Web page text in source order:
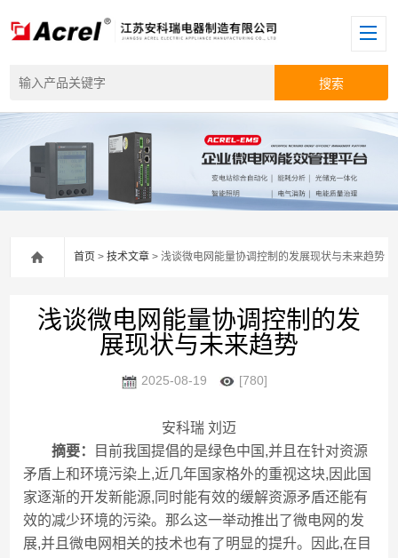
首页 >技术文章 > 浅谈微电网能量协调控制的发展现状与未来趋势
浅谈微电网能量协调控制的发
展现状与未来趋势
2025-08-19 [780]
安科瑞 刘迈
摘要：
目前我国提倡的是绿色中国,并且在针对资源
矛盾上和环境污染上,近几年国家格外的重视这块,因此国
家逐渐的开发新能源,同时能有效的缓解资源矛盾还能有
效的减少环境的污染。那么这一举动推出了微电网的发
展,并且微电网相关的技术也有了明显的提升。因此,在目